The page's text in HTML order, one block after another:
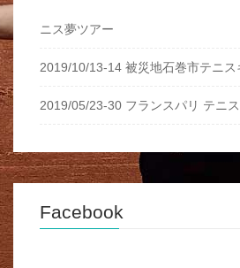
ニス夢ツアー
2019/10/13-14 被災地石巻市テニス
2019/05/23-30 フランスパリ テニ
Facebook